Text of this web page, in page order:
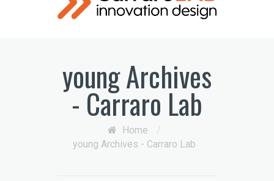
young Archives
- Carraro Lab
Home
/
young Archives - Carraro Lab